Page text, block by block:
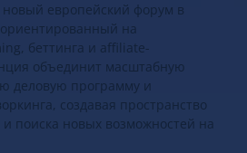
европейский форум в
на
беттинга и affiliate-
объединит масштабную
деловую программу и
создавая пространство
поиска новых возможностей на